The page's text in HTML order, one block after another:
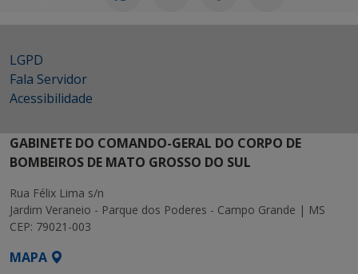
LGPD
Fala Servidor
Acessibilidade
GABINETE DO COMANDO-GERAL DO CORPO DE
BOMBEIROS DE MATO GROSSO DO SUL
Rua Félix Lima s/n
Jardim Veraneio - Parque dos Poderes - Campo Grande | MS
CEP: 79021-003
MAPA